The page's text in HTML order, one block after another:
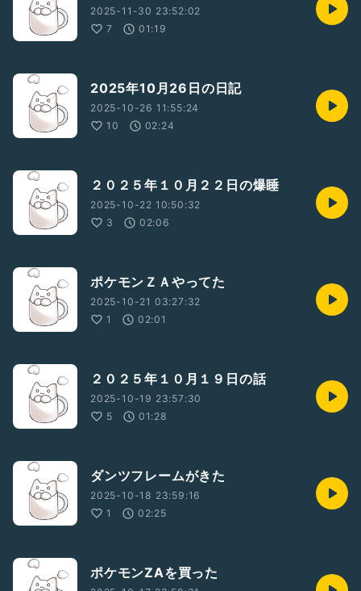
2025-11-30 23:52:02
7
01:19
2025年10月26日の日記
2025-10-26 11:55:24
10
02:24
２０２５年１０月２２日の爆睡
2025-10-22 10:50:32
3
02:06
ポケモンＺＡやってた
2025-10-21 03:27:32
1
02:01
２０２５年１０月１９日の話
2025-10-19 23:57:30
5
01:28
ダンツフレームがきた
2025-10-18 23:59:16
1
02:25
ポケモンZAを買った